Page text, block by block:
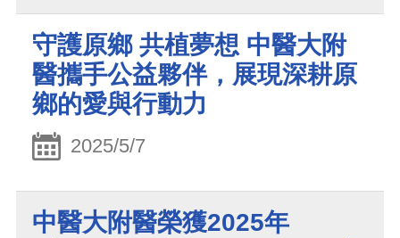
守護原鄉 共植夢想 中醫大附
醫攜手公益夥伴，展現深耕原
鄉的愛與行動力
2025/5/7
中醫大附醫榮獲2025年